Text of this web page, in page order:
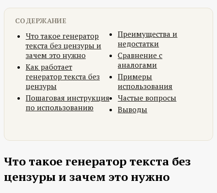
СОДЕРЖАНИЕ
Что такое генератор
текста без цензуры и
зачем это нужно
Как работает
генератор текста без
цензуры
Пошаговая инструкция
по использованию
Преимущества и
недостатки
Сравнение с
аналогами
Примеры
использования
Частые вопросы
Выводы
Что такое генератор текста без
цензуры и зачем это нужно